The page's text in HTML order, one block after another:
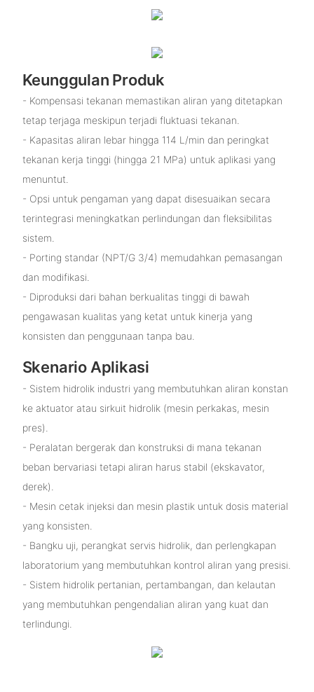
Keunggulan Produk
- Kompensasi tekanan memastikan aliran yang ditetapkan
tetap terjaga meskipun terjadi fluktuasi tekanan.
- Kapasitas aliran lebar hingga 114 L/min dan peringkat
tekanan kerja tinggi (hingga 21 MPa) untuk aplikasi yang
menuntut.
- Opsi untuk pengaman yang dapat disesuaikan secara
terintegrasi meningkatkan perlindungan dan fleksibilitas
sistem.
- Porting standar (NPT/G 3/4) memudahkan pemasangan
dan modifikasi.
- Diproduksi dari bahan berkualitas tinggi di bawah
pengawasan kualitas yang ketat untuk kinerja yang
konsisten dan penggunaan tanpa bau.
Skenario Aplikasi
- Sistem hidrolik industri yang membutuhkan aliran konstan
ke aktuator atau sirkuit hidrolik (mesin perkakas, mesin
pres).
- Peralatan bergerak dan konstruksi di mana tekanan
beban bervariasi tetapi aliran harus stabil (ekskavator,
derek).
- Mesin cetak injeksi dan mesin plastik untuk dosis material
yang konsisten.
- Bangku uji, perangkat servis hidrolik, dan perlengkapan
laboratorium yang membutuhkan kontrol aliran yang presisi.
- Sistem hidrolik pertanian, pertambangan, dan kelautan
yang membutuhkan pengendalian aliran yang kuat dan
terlindungi.